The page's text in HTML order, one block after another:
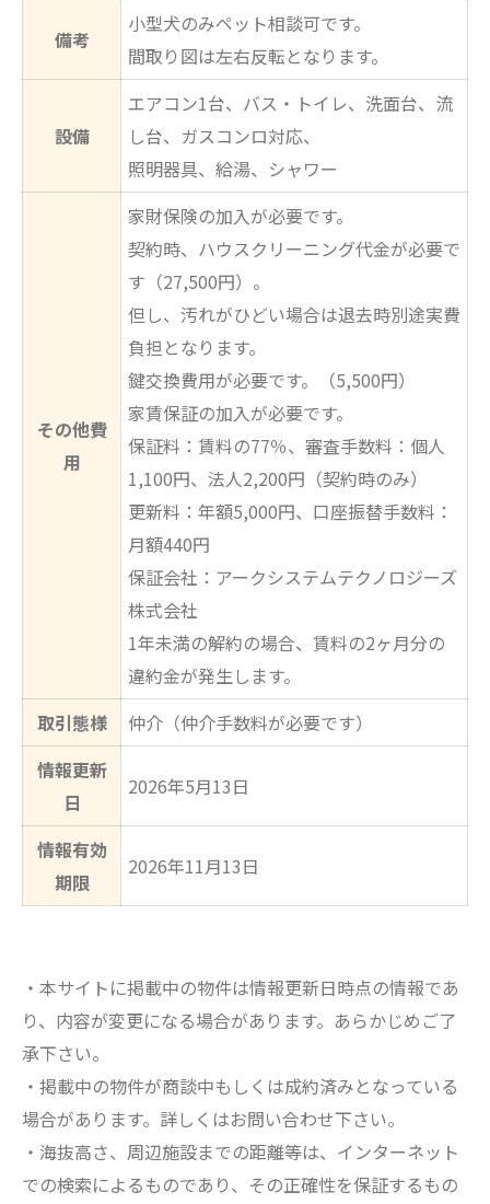
備考
小型犬のみペット相談可です。
間取り図は左右反転となります。
設備
エアコン1台、バス・トイレ、洗面台、流
し台、ガスコンロ対応、
照明器具、給湯、シャワー
その他費
用
家財保険の加入が必要です。
契約時、ハウスクリーニング代金が必要で
す（27,500円）。
但し、汚れがひどい場合は退去時別途実費
負担となります。
鍵交換費用が必要です。（5,500円）
家賃保証の加入が必要です。
保証料：賃料の77％、審査手数料：個人
1,100円、法人2,200円（契約時のみ）
更新料：年額5,000円、口座振替手数料：
月額440円
保証会社：アークシステムテクノロジーズ
株式会社
1年未満の解約の場合、賃料の2ヶ月分の
違約金が発生します。
取引態様
仲介（仲介手数料が必要です）
情報更新
日
2026年5月13日
情報有効
期限
2026年11月13日
・本サイトに掲載中の物件は情報更新日時点の情報であ
り、内容が変更になる場合があります。あらかじめご了
承下さい。
・掲載中の物件が商談中もしくは成約済みとなっている
場合があります。詳しくはお問い合わせ下さい。
・海抜高さ、周辺施設までの距離等は、インターネット
での検索によるものであり、その正確性を保証するもの